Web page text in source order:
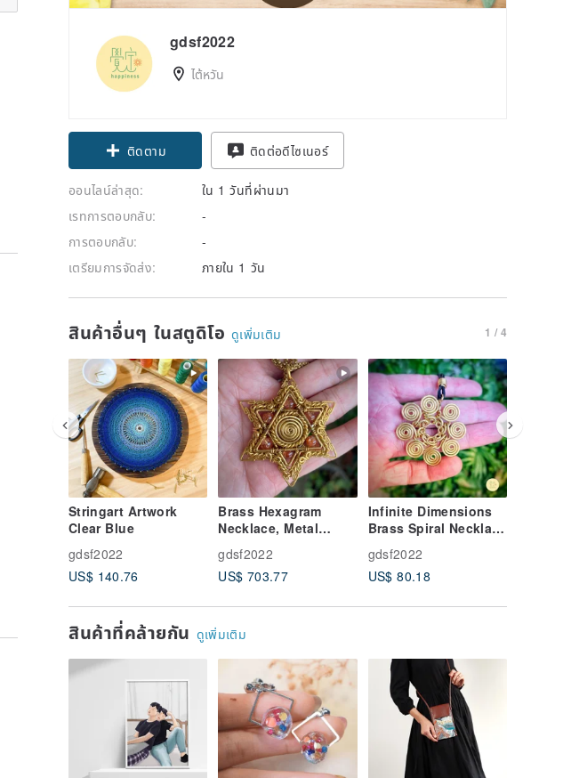
gdsf2022
ไต้หวัน
Claim coupon
ติดตาม
ติดต่อดีไซเนอร์
ออนไลน์ล่าสุด:
ใน 1 วันที่ผ่านมา
เรทการตอบกลับ:
-
การตอบกลับ:
-
เตรียมการจัดส่ง:
ภายใน 1 วัน
สินค้าอื่นๆ ในสตูดิโอ ดูเพิ่มเติม 1 / 4
Stringart Artwork
Clear Blue
gdsf2022
US$ 140.76
Brass Hexagram
Necklace, Metal
Weaving, Handmade
gdsf2022
US$ 703.77
Infinite Dimensions
Brass Spiral Necklace
Pendant Earrings
Pure Copper
gdsf2022
US$ 80.18
สินค้าที่คล้ายกัน ดูเพิ่มเติม